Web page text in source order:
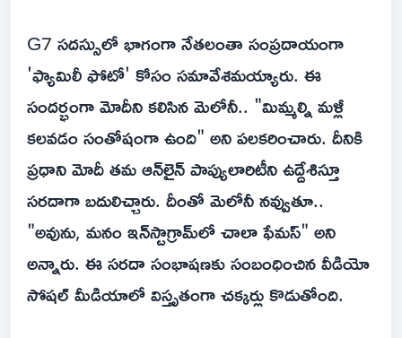
G7 సదస్సులో భాగంగా నేతలంతా సంప్రదాయంగా
'ఫ్యామిలీ ఫోటో' కోసం సమావేశమయ్యారు. ఈ
సందర్భంగా మోదీని కలిసిన మెలోనీ.. "మిమ్మల్ని మళ్లీ
కలవడం సంతోషంగా ఉంది" అని పలకరించారు. దీనికి
ప్రధాని మోదీ తమ ఆన్‌లైన్ పాప్యులారిటీని ఉద్దేశిస్తూ
సరదాగా బదులిచ్చారు. దీంతో మెలోనీ నవ్వుతూ..
"అవును, మనం ఇన్‌స్టాగ్రామ్‌లో చాలా ఫేమస్" అని
అన్నారు. ఈ సరదా సంభాషణకు సంబంధించిన వీడియో
సోషల్ మీడియాలో విస్తృతంగా చక్కర్లు కొడుతోంది.